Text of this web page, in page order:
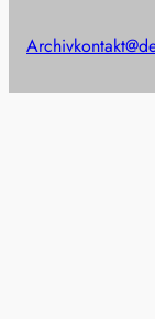
Archiv